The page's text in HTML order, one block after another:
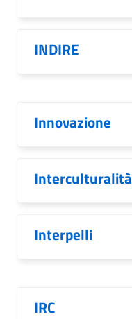
INDIRE
Innovazione
Interculturalità
Interpelli
IRC